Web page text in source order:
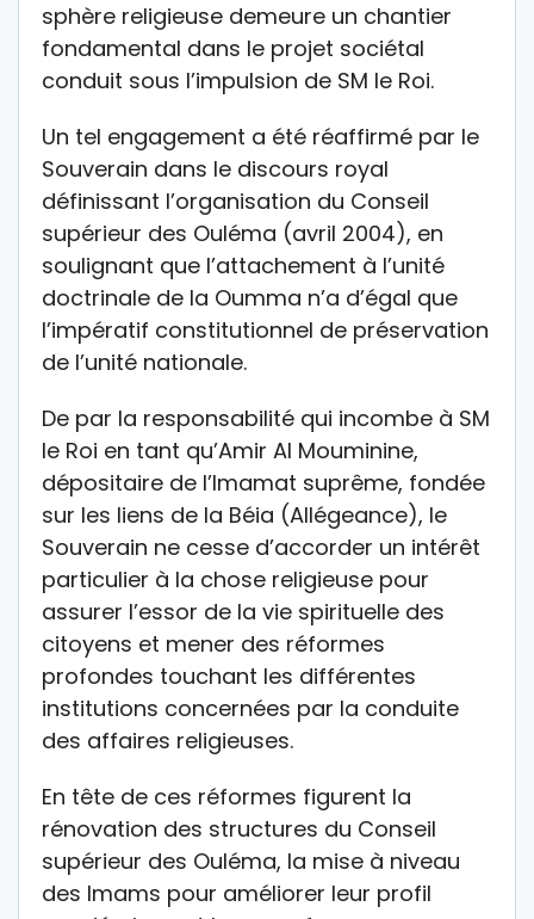
sphère religieuse demeure un chantier
fondamental dans le projet sociétal
conduit sous l’impulsion de SM le Roi.
Un tel engagement a été réaffirmé par le
Souverain dans le discours royal
définissant l’organisation du Conseil
supérieur des Ouléma (avril 2004), en
soulignant que l’attachement à l’unité
doctrinale de la Oumma n’a d’égal que
l’impératif constitutionnel de préservation
de l’unité nationale.
De par la responsabilité qui incombe à SM
le Roi en tant qu’Amir Al Mouminine,
dépositaire de l’Imamat suprême, fondée
sur les liens de la Béia (Allégeance), le
Souverain ne cesse d’accorder un intérêt
particulier à la chose religieuse pour
assurer l’essor de la vie spirituelle des
citoyens et mener des réformes
profondes touchant les différentes
institutions concernées par la conduite
des affaires religieuses.
En tête de ces réformes figurent la
rénovation des structures du Conseil
supérieur des Ouléma, la mise à niveau
des Imams pour améliorer leur profil